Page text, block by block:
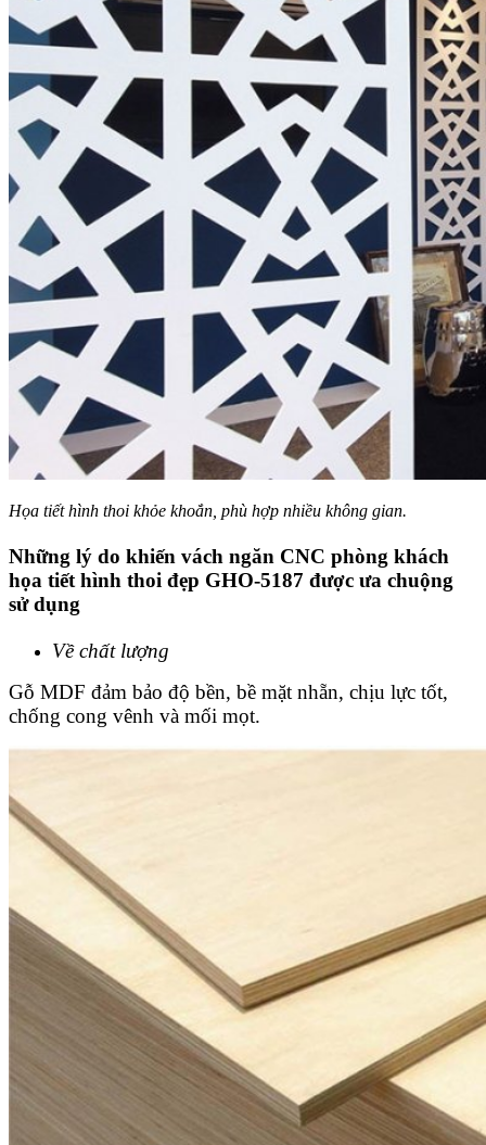
Họa tiết hình thoi khỏe khoắn, phù hợp nhiều không gian.
Những lý do khiến vách ngăn CNC phòng khách
họa tiết hình thoi đẹp GHO-5187 được ưa chuộng
sử dụng
Về chất lượng
Gỗ MDF đảm bảo độ bền, bề mặt nhẵn, chịu lực tốt,
chống cong vênh và mối mọt.